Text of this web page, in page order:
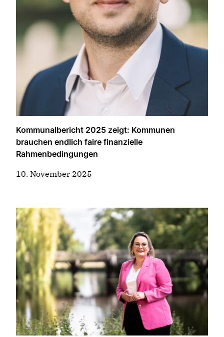
Kommunalbericht 2025 zeigt: Kommunen
brauchen endlich faire finanzielle
Rahmenbedingungen
10. November 2025